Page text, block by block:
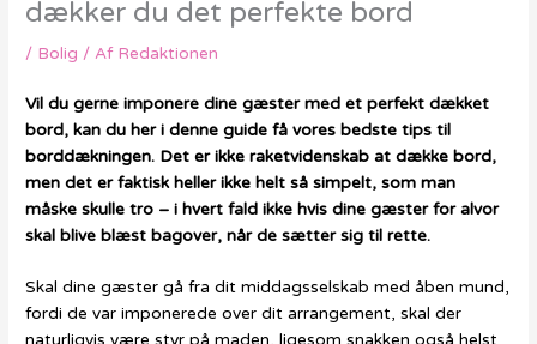
dækker du det perfekte bord
/ Bolig / Af Redaktionen
Vil du gerne imponere dine gæster med et perfekt dækket
bord, kan du her i denne guide få vores bedste tips til
borddækningen. Det er ikke raketvidenskab at dække bord,
men det er faktisk heller ikke helt så simpelt, som man
måske skulle tro – i hvert fald ikke hvis dine gæster for alvor
skal blive blæst bagover, når de sætter sig til rette.
Skal dine gæster gå fra dit middagsselskab med åben mund,
fordi de var imponerede over dit arrangement, skal der